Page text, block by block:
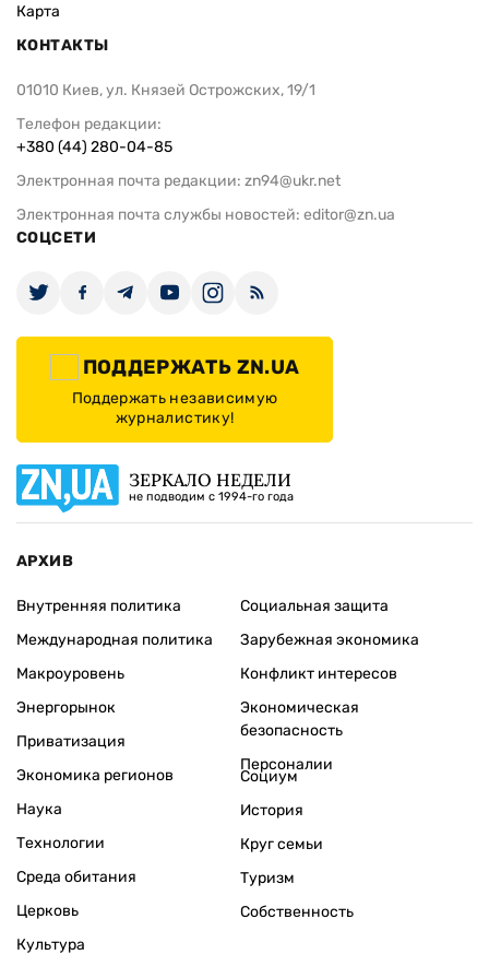
Карта
КОНТАКТЫ
01010 Киев, ул. Князей Острожских, 19/1
Телефон редакции:
+380 (44) 280-04-85
Электронная почта редакции: zn94@ukr.net
Электронная почта службы новостей: editor@zn.ua
СОЦСЕТИ
ПОДДЕРЖАТЬ ZN.UA
Поддержать независимую
журналистику!
ЗЕРКАЛО НЕДЕЛИ
не подводим с 1994-го года
АРХИВ
Внутренняя политика
Международная политика
Макроуровень
Энергорынок
Приватизация
Экономика регионов
Социальная защита
Зарубежная экономика
Конфликт интересов
Экономическая
безопасность
Персоналии
Наука
Технологии
Среда обитания
Церковь
Культура
Социум
История
Круг семьи
Туризм
Собственность